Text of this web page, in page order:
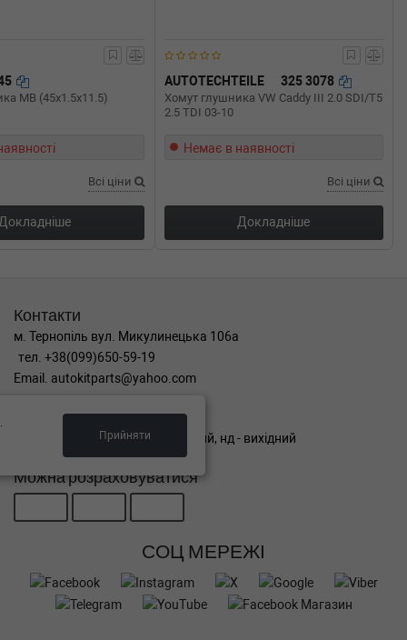
MB (45x1.5x11.5)
Всі ціни
Докладніше
AUTOTECHTEILE 325 3078
Хомут глушника VW Caddy III 2.0 SDI/T5
2.5 TDI 03-10
Немає в наявності
Всі ціни
Докладніше
Контакти
м. Тернопіль вул. Микулинецька 106а
тел. +38(099)650-59-19
Email. autokitparts@yahoo.com
Графік роботи
пн-пт з 9:00 до 17:00, сб - вихідний, нд - вихідний
Можна розраховуватися
СОЦ МЕРЕЖІ
Прийняти